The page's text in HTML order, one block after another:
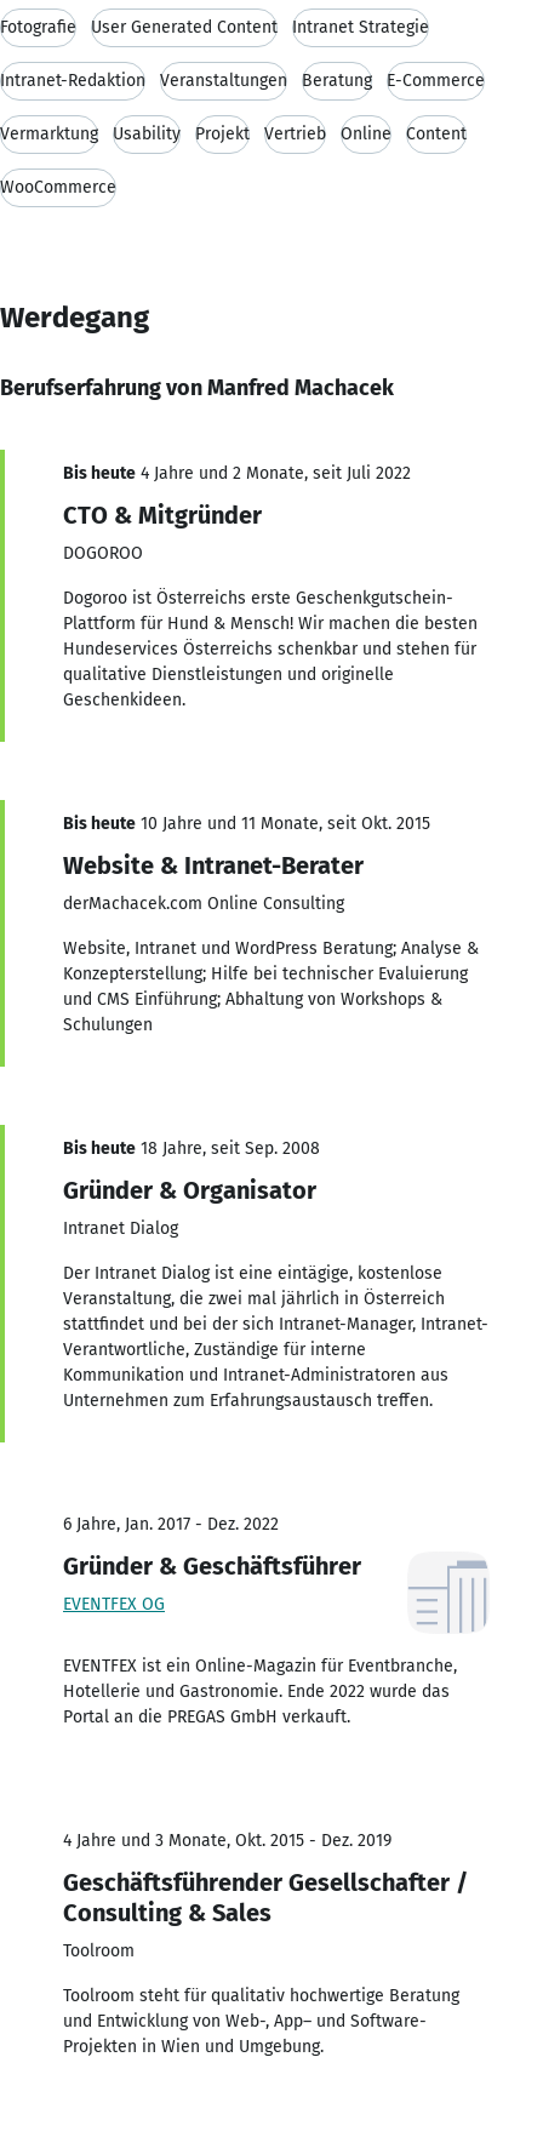
Fotografie User Generated Content Intranet Strategie
Intranet-Redaktion Veranstaltungen Beratung E-Commerce
Vermarktung Usability Projekt Vertrieb Online Content
WooCommerce
Werdegang
Berufserfahrung von Manfred Machacek
Bis heute 4 Jahre und 2 Monate, seit Juli 2022
CTO & Mitgründer
DOGOROO
Dogoroo ist Österreichs erste Geschenkgutschein-
Plattform für Hund & Mensch! Wir machen die besten
Hunde­services Österreichs schenkbar und stehen für
qualitative Dienstleistungen und originelle
Geschenkideen.
Bis heute 10 Jahre und 11 Monate, seit Okt. 2015
Website & Intranet-Berater
derMachacek.com Online Consulting
Website, Intranet und WordPress Beratung; Analyse &
Konzepterstellung; Hilfe bei technischer Evaluierung
und CMS Einführung; Abhaltung von Workshops &
Schulungen
Bis heute 18 Jahre, seit Sep. 2008
Gründer & Organisator
Intranet Dialog
Der Intranet Dialog ist eine eintägige, kostenlose
Veranstaltung, die zwei mal jährlich in Österreich
stattfindet und bei der sich Intranet-Manager, Intranet-
Verantwortliche, Zuständige für interne
Kommunikation und Intranet-Administratoren aus
Unternehmen zum Erfahrungsaustausch treffen.
6 Jahre, Jan. 2017 - Dez. 2022
Gründer & Geschäftsführer
EVENTFEX OG
EVENTFEX ist ein Online-Magazin für Eventbranche,
Hotellerie und Gastronomie. Ende 2022 wurde das
Portal an die PREGAS GmbH verkauft.
4 Jahre und 3 Monate, Okt. 2015 - Dez. 2019
Geschäftsführender Gesellschafter /
Consulting & Sales
Toolroom
Toolroom steht für qualitativ hochwertige Beratung
und Entwicklung von Web-, App– und Software-
Projekten in Wien und Umgebung.